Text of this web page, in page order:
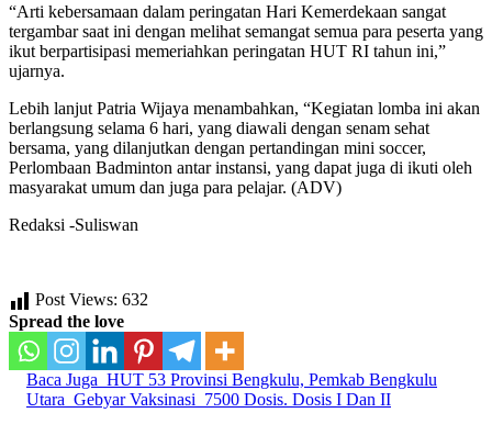
“Arti kebersamaan dalam peringatan Hari Kemerdekaan sangat
tergambar saat ini dengan melihat semangat semua para peserta yang
ikut berpartisipasi memeriahkan peringatan HUT RI tahun ini,”
ujarnya.
Lebih lanjut Patria Wijaya menambahkan, “Kegiatan lomba ini akan
berlangsung selama 6 hari, yang diawali dengan senam sehat
bersama, yang dilanjutkan dengan pertandingan mini soccer,
Perlombaan Badminton antar instansi, yang dapat juga di ikuti oleh
masyarakat umum dan juga para pelajar. (ADV)
Redaksi -Suliswan
Post Views: 632
Spread the love
Baca Juga HUT 53 Provinsi Bengkulu, Pemkab Bengkulu
Utara Gebyar Vaksinasi 7500 Dosis. Dosis I Dan II